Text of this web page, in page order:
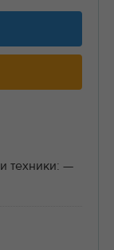
техники: —